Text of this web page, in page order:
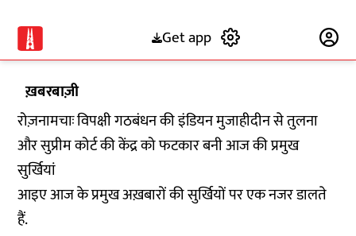
Get app
ख़बरबाज़ी
रोज़नामचाः विपक्षी गठबंधन की इंडियन मुजाहीदीन से तुलना
और सुप्रीम कोर्ट की केंद्र को फटकार बनी आज की प्रमुख
सुर्खियां
आइए आज के प्रमुख अख़बारों की सुर्खियों पर एक नजर डालते
हैं.